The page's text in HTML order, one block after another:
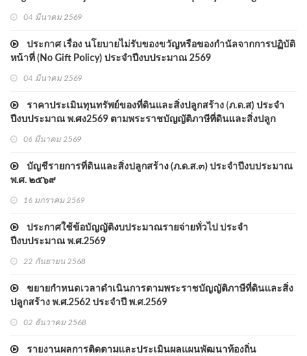
performing duties (No Gift Policy)
04 มีนาคม 2569
ประกาศ เรื่อง นโยบายไม่รับของขวัญหรือของกำนัลจากการปฏิบัติ
หน้าที่ (No Gift Policy) ประจำปีงบประมาณ 2569
04 มีนาคม 2569
ราคาประเมินทุนทรัพย์ของที่ดินและสิ่งปลูกสร้าง (ภ.ด.ส) ประจำ
ปีงบประมาณ พ.ศง2569 ตามพระราชบัญญัติภาษีที่ดินและสิ่งปลูก
สร้าง พ.ศ.2562
06 มีนาคม 2569
บัญชีรายการที่ดินและสิ่งปลูกสร้าง (ภ.ด.ส.๓) ประจำปีงบประมาณ
พ.ศ. ๒๕๖๙
16 มกราคม 2569
ประกาศใช้ข้อบัญญัติงบประมาณรายจ่ายทั่วไป ประจำ
ปีงบประมาณ พ.ศ.2569
22 กันยายน 2568
ขยายกำหนดเวลาดำเนินการตามพระราชบัญญัติภาษีที่ดินและสิ่ง
ปลูกสร้าง พ.ศ.2562 ประจำปี พ.ศ.2569
02 ธันวาคม 2568
รายงานผลการติดตามและประเมินผลแผนพัฒนาท้องถิ่น